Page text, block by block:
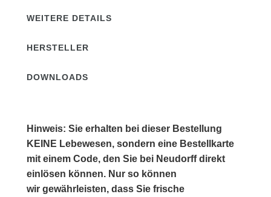
WEITERE DETAILS
HERSTELLER
DOWNLOADS
Hinweis: Sie erhalten bei dieser Bestellung
KEINE Lebewesen, sondern eine Bestellkarte
mit einem Code, den Sie bei Neudorff direkt
einlösen können. Nur so können
wir gewährleisten, dass Sie frische